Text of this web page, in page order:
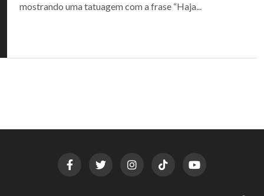
mostrando uma tatuagem com a frase “Haja...